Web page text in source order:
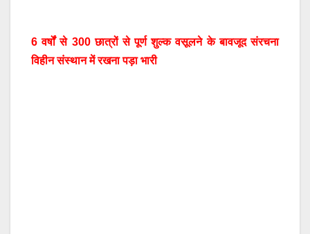
6 वर्षों से 300 छात्रों से पूर्ण शुल्क वसूलने के बावजूद संरचना
विहीन संस्थान में रखना पड़ा भारी